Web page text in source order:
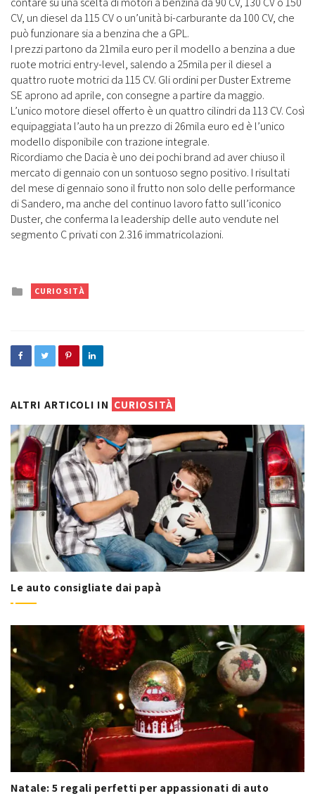
CV, un diesel da 115 CV o un’unità bi-carburante da 100 CV, che
può funzionare sia a benzina che a GPL.
I prezzi partono da 21mila euro per il modello a benzina a due
ruote motrici entry-level, salendo a 25mila per il diesel a
quattro ruote motrici da 115 CV. Gli ordini per Duster Extreme
SE aprono ad aprile, con consegne a partire da maggio.
L’unico motore diesel offerto è un quattro cilindri da 113 CV. Così
equipaggiata l’auto ha un prezzo di 26mila euro ed è l’unico
modello disponibile con trazione integrale.
Ricordiamo che Dacia è uno dei pochi brand ad aver chiuso il
mercato di gennaio con un sontuoso segno positivo. I risultati
del mese di gennaio sono il frutto non solo delle performance
di Sandero, ma anche del continuo lavoro fatto sull’iconico
Duster, che conferma la leadership delle auto vendute nel
segmento C privati con 2.316 immatricolazioni.
Posted
in
CURIOSITÀ
ALTRI ARTICOLI IN CURIOSITÀ
Le auto consigliate dai papà
Natale: 5 regali perfetti per appassionati di auto